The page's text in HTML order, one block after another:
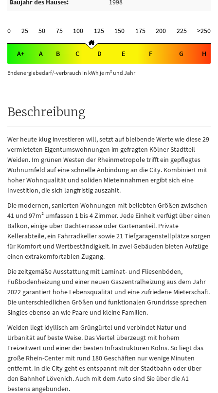
Baujahr des Hauses 1998
0 25 50 75 100 125 150 175 200 225 >250
A+ A B C D E F G H
Endenergiebedarf/-verbrauch in kWh je m² und Jahr
Beschreibung
Wer heute klug investieren will, setzt auf bleibende Werte wie diese 29
vermieteten Eigentumswohnungen im gefragten Kölner Stadtteil
Weiden. Im grünen Westen der Rheinmetropole trifft ein gepflegtes
Wohnumfeld auf eine schnelle Anbindung an die City. Kombiniert mit
hoher Wohnqualität und soliden Mieteinnahmen ergibt sich eine
Investition, die sich langfristig auszahlt.
Die modernen, sanierten Wohnungen mit beliebten Größen zwischen
41 und 97m² umfassen 1 bis 4 Zimmer. Jede Einheit verfügt über einen
Balkon, einige über Dachterrasse oder Gartenanteil. Private
Kellerabteile, ein Fahrradkeller sowie 21 Tiefgaragenstellplätze sorgen
für Komfort und Wertbeständigkeit. In zwei Gebäuden bieten Aufzüge
einen extrakomfortablen Zugang.
Die zeitgemäße Ausstattung mit Laminat- und Fliesenböden,
Fußbodenheizung und einer neuen Gaszentralheizung aus dem Jahr
2022 garantiert hohe Lebensqualität und eine zufriedene Mieterschaft.
Die unterschiedlichen Größen und funktionalen Grundrisse sprechen
Singles ebenso an wie Paare und kleine Familien.
Weiden liegt idyllisch am Grüngürtel und verbindet Natur und
Urbanität auf beste Weise. Das Viertel überzeugt mit hohem
Freizeitwert und einer der besten Infrastrukturen Kölns. So liegt das
große Rhein-Center mit rund 180 Geschäften nur wenige Minuten
entfernt. In die City geht es entspannt mit der Stadtbahn oder über
den Bahnhof Lövenich. Auch mit dem Auto sind Sie über die A1
bestens angebunden.